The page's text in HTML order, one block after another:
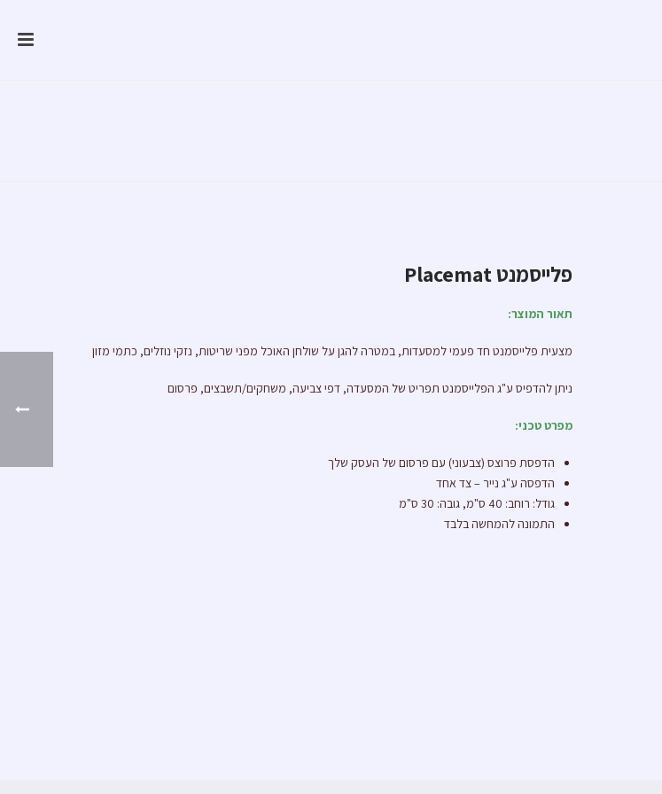
פלייסמנט Placemat
תאור המוצר:
מצעית פלייסמנט חד פעמי למסעדות, במטרה להגן על שולחן האוכל מפני שריטות, נזקי נוזלים, כתמי מזון
ניתן להדפיס ע"ג הפלייסמנט תפריט של המסעדה, דפי צביעה, משחקים/תשבצים, פרסום
מפרט טכני:
הדפסת פרוצס (צבעוני) עם פרסום של העסק שלך
הדפסה ע"ג נייר – צד אחד
גודל: רוחב: 40 ס"מ, גובה: 30 ס"מ
התמונה להמחשה בלבד